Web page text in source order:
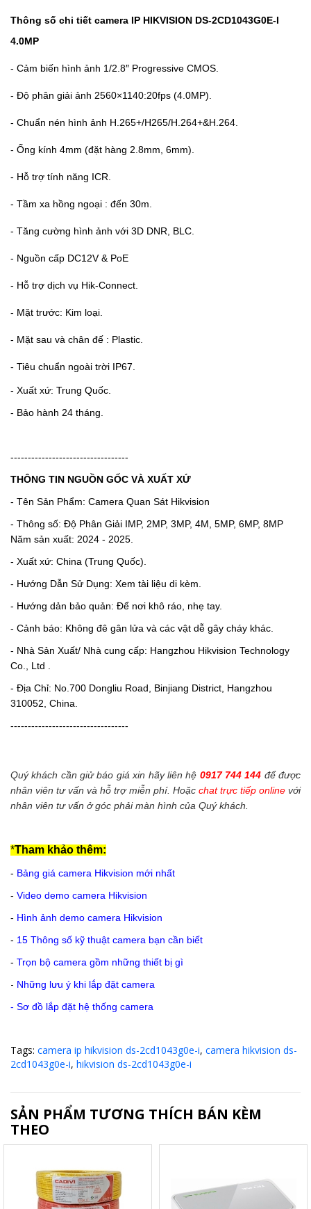
Thông số chi tiết camera IP HIKVISION DS-2CD1043G0E-I
4.0MP
- Cảm biến hình ảnh 1/2.8″ Progressive CMOS.
- Độ phân giải ảnh 2560×1140:20fps (4.0MP).
- Chuẩn nén hình ảnh H.265+/H265/H.264+&H.264.
- Ống kính 4mm (đặt hàng 2.8mm, 6mm).
- Hỗ trợ tính năng ICR.
- Tầm xa hồng ngoại : đến 30m.
- Tăng cường hình ảnh với 3D DNR, BLC.
- Nguồn cấp DC12V & PoE
- Hỗ trợ dịch vụ Hik-Connect.
- Mặt trước: Kim loại.
- Mặt sau và chân đế : Plastic.
- Tiêu chuẩn ngoài trời IP67.
- Xuất xứ: Trung Quốc.
- Bảo hành 24 tháng.
----------------------------------
THÔNG TIN NGUỒN GỐC VÀ XUẤT XỨ
- Tên Sản Phẩm: Camera Quan Sát Hikvision
- Thông số: Độ Phân Giải IMP, 2MP, 3MP, 4M, 5MP, 6MP, 8MP
Năm sản xuất: 2024 - 2025.
- Xuất xứ: China (Trung Quốc).
- Hướng Dẫn Sử Dụng: Xem tài liệu di kèm.
- Hướng dản bảo quản: Để nơi khô ráo, nhẹ tay.
- Cảnh báo: Không đê gân lửa và các vật dễ gây cháy khác.
- Nhà Sản Xuất/ Nhà cung cấp: Hangzhou Hikvision Technology
Co., Ltd .
- Địa Chỉ: No.700 Dongliu Road, Binjiang District, Hangzhou
310052, China.
----------------------------------
Quý khách cần giử báo giá xin hãy liên hệ 0917 744 144 để được
nhân viên tư vấn và hỗ trợ miễn phí. Hoặc chat trực tiếp onlinevới
nhân viên tư vấn ở góc phải màn hình của Quý khách.
*Tham khảo thêm:
- Bảng giá camera Hikvision mới nhất
- Video demo camera Hikvision
- Hình ảnh demo camera Hikvision
- 15 Thông số kỹ thuật camera bạn cần biết
- Trọn bộ camera gồm những thiết bị gì
- Những lưu ý khi lắp đặt camera
- Sơ đồ lắp đặt hệ thống camera
Tags: camera ip hikvision ds-2cd1043g0e-i, camera hikvision ds-
2cd1043g0e-i, hikvision ds-2cd1043g0e-i
SẢN PHẨM TƯƠNG THÍCH BÁN KÈM
THEO